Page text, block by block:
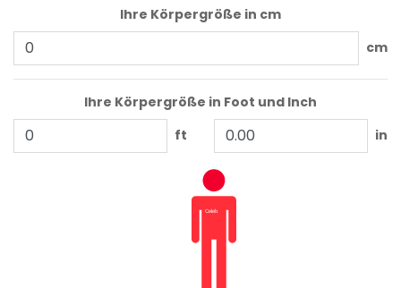
Ihre Körpergröße in cm
cm
Ihre Körpergröße in Foot und Inch
ft
in